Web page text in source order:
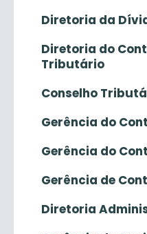
Diretoria da
Diretoria do
Tributário
Conselho
Gerência do
Gerência do
Gerência de
Diretoria